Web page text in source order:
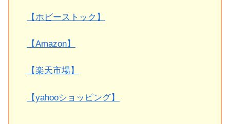
【ホビーストック】
【Amazon】
【楽天市場】
【yahooショッピング】